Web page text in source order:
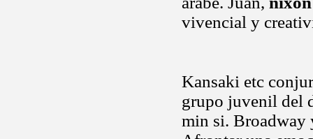
vivencial y
Kansaki etc
grupo juvenil del
min si. Broadway